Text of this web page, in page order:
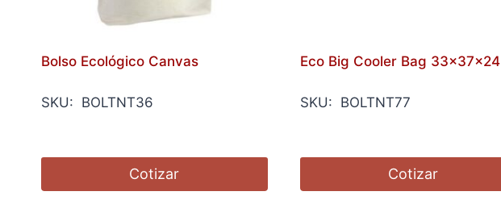
Bolso Ecológico Canvas
SKU: BOLTNT36
Cotizar
Eco Big Cooler Bag 33x37x24
SKU: BOLTNT77
Cotizar